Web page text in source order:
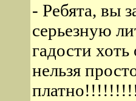
- Ребята, вы
серьезную
гадости
нельзя